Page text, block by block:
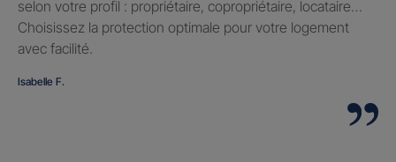
selon votre profil : propriétaire, copropriétaire, locataire…
Choisissez la protection optimale pour votre logement
avec facilité.
Isabelle F.